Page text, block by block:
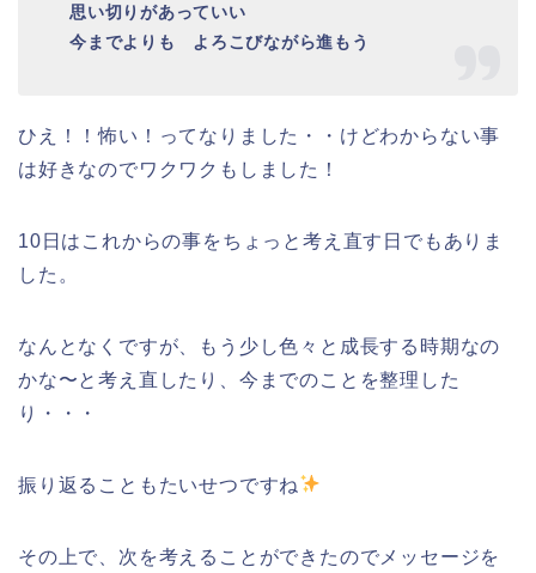
思い切りがあっていい
今までよりも よろこびながら進もう
ひえ！！怖い！ってなりました・・けどわからない事
は好きなのでワクワクもしました！
10日はこれからの事をちょっと考え直す日でもありま
した。
なんとなくですが、もう少し色々と成長する時期なの
かな〜と考え直したり、今までのことを整理した
り・・・
振り返ることもたいせつですね
その上で、次を考えることができたのでメッセージを